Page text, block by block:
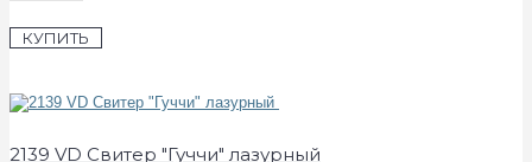
КУПИТЬ
2139 VD Свитер "Гуччи" лазурный